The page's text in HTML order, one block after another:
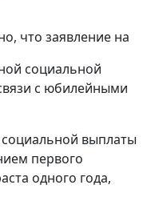
что заявление на
социальной
с юбилейными
выплаты
первого
одного года,